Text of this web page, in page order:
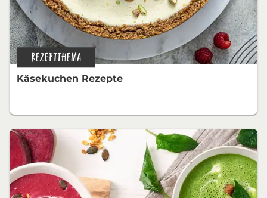
REZEPTTHEMA
Käsekuchen Rezepte